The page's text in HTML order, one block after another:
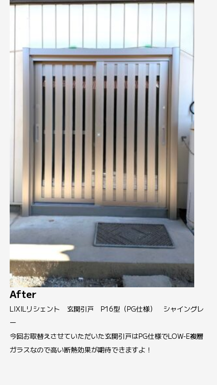
After
LIXILリシェント 玄関引戸 P16型（PG仕様） シャイングレ
ー
今回お取替えさせていただいた玄関引戸はPG仕様でLOW-E複層
ガラスなので高い断熱効果が期待できますよ！